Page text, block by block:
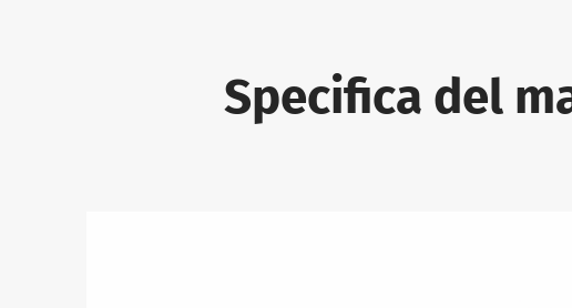
Specifica del